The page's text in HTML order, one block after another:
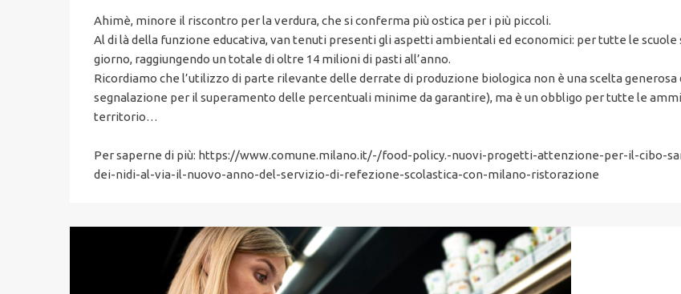
Ahimè, minore il riscontro per la verdura, che si conferma più ostica per i più piccoli.
Al di là della funzione educativa, van tenuti presenti gli aspetti ambientali ed economici: per tutte le
giorno, raggiungendo un totale di oltre 14 milioni di pasti all’anno.
Ricordiamo che l’utilizzo di parte rilevante delle derrate di produzione biologica non è una scelta
segnalazione per il superamento delle percentuali minime da garantire), ma è un obbligo per tutte le
territorio…
Per saperne di più: https://www.comune.milano.it/-/food-policy.-nuovi-progetti-attenzione-per-il-cibo-
dei-nidi-al-via-il-nuovo-anno-del-servizio-di-refezione-scolastica-con-milano-ristorazione